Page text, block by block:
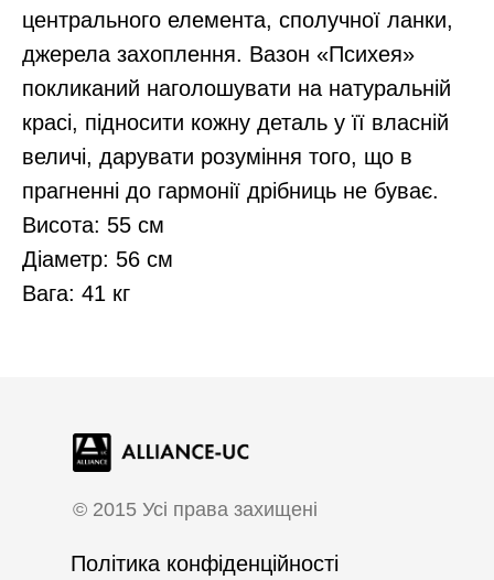
центрального елемента, сполучної ланки,
джерела захоплення. Вазон «Психея»
покликаний наголошувати на натуральній
красі, підносити кожну деталь у її власній
величі, дарувати розуміння того, що в
прагненні до гармонії дрібниць не буває.
Висота: 55 см
Діаметр: 56 см
Вага: 41 кг
© 2015 Усі права захищені
Політика конфіденційності